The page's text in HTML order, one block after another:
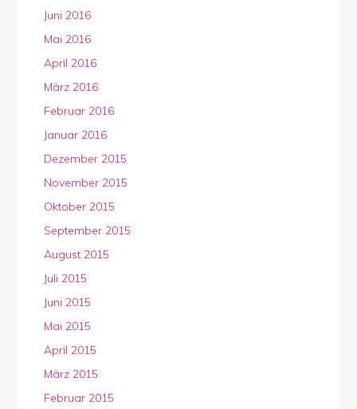
Juni 2016
Mai 2016
April 2016
März 2016
Februar 2016
Januar 2016
Dezember 2015
November 2015
Oktober 2015
September 2015
August 2015
Juli 2015
Juni 2015
Mai 2015
April 2015
März 2015
Februar 2015